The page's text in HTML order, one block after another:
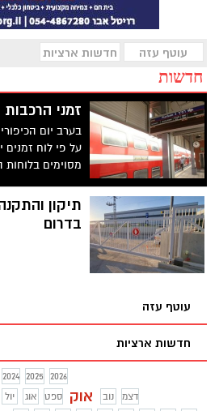
עוטף עזה חדשות ארציות
חדשות
זמני הרכבות
בערב יום
על פי לוח זמנים
מסוימים בלוחות
תיקון
בדרום
עוטף עזה
חדשות ארציות
2024 2025
2026
יול אוג ספט אוק נוב
דצמ